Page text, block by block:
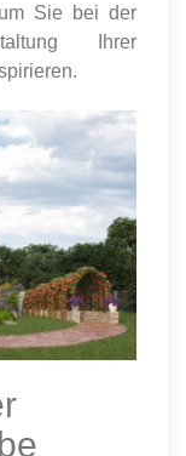
Sie bei der
Ihrer